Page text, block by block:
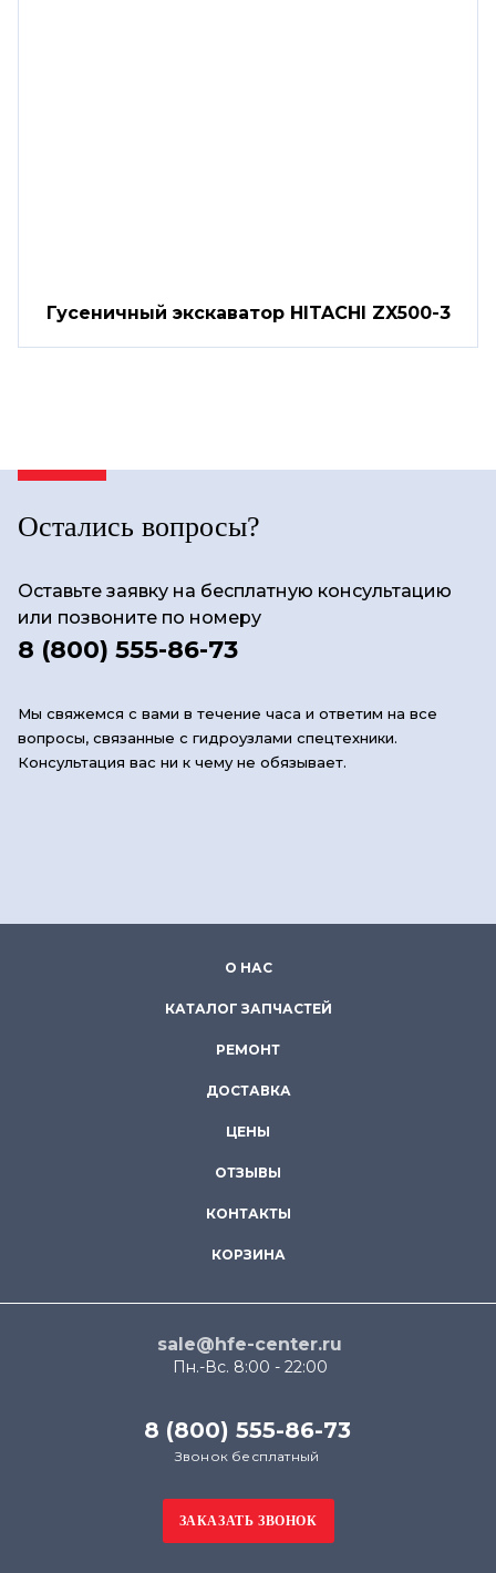
Гусеничный экскаватор HITACHI ZX500-3
Остались вопросы?
Оставьте заявку на бесплатную консультацию
или позвоните по номеру
8 (800) 555-86-73
Мы свяжемся с вами в течение часа и ответим на все
вопросы, связанные с гидроузлами спецтехники.
Консультация вас ни к чему не обязывает.
О НАС
КАТАЛОГ ЗАПЧАСТЕЙ
РЕМОНТ
ДОСТАВКА
ЦЕНЫ
ОТЗЫВЫ
КОНТАКТЫ
КОРЗИНА
sale@hfe-center.ru
Пн.-Вс. 8:00 - 22:00
8 (800) 555-86-73
Звонок бесплатный